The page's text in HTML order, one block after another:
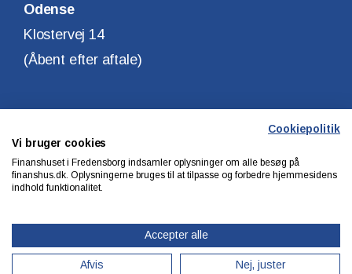
Odense
Klostervej 14
(Åbent efter aftale)
Copyright © Finanshuset i Fredensborg A/S
CVR. Nr. 10140315
Cookiepolitik
Vi bruger cookies
Finanshuset i Fredensborg indsamler oplysninger om alle besøg på
finanshus.dk. Oplysningerne bruges til at tilpasse og forbedre hjemmesidens
indhold funktionalitet.
Accepter alle
Afvis Nej, juster